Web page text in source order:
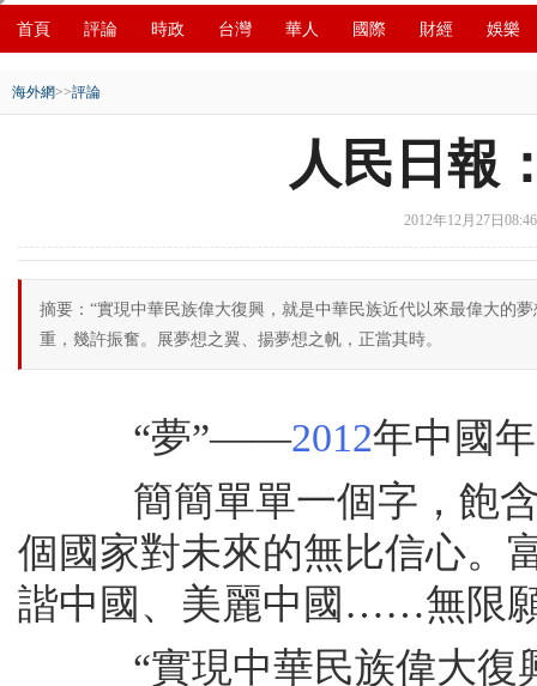
首頁 評論 時政 台灣 華人 國際 財經 娛樂
海外網>>評論
人民日報
2012年12月27日08:46
摘要：“實現中華民族偉大復興，就是中華民族近代以來最偉大的
重，幾許振奮。展夢想之翼、揚夢想之帆，正當其時。
“夢”——2012年中國
簡簡單單一個字，飽含
個國家對未來的無比信心。
諧中國、美麗中國……無限
“實現中華民族偉大復